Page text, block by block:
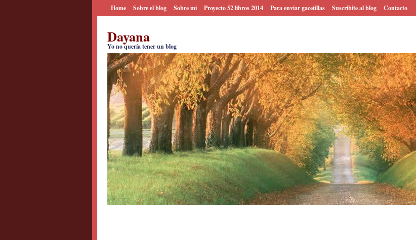
Home Sobre el blog Sobre mi Proyecto 52 libros 2014 Para enviar gacetillas Suscribite al blog Contacto
Dayana
Yo no quería tener un blog